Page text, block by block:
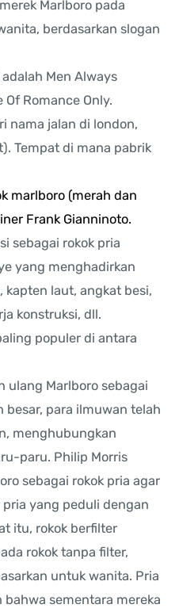
Marlboro pada
berdasarkan slogan
Men Always
Romance Only.
nama jalan di london,
Tempat di mana pabrik
marlboro (merah dan
Frank Gianninoto.
sebagai rokok pria
yang menghadirkan
kapten laut, angkat besi,
konstruksi, dll.
populer di antara
ulang Marlboro sebagai
besar, para ilmuwan telah
menghubungkan
paru. Philip Morris
sebagai rokok pria agar
yang peduli dengan
itu, rokok berfilter
rokok tanpa filter,
untuk wanita. Pria
sementara mereka